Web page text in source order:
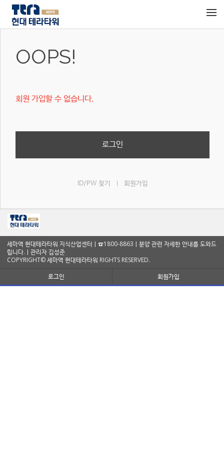
OOPS!
회원 가입할 수 없습니다.
로그인
ID/PW 찾기 회원가입
세마역 현대테라타워 지식산업센터ㅣ☎1800-8863ㅣ분양 관련 자세한 안내를 도와드
립니다.ㅣ관리자 김성준
COPYRIGHT© 세마역 현대테라타워 RIGHTS RESERVED.
로그인
회원가입